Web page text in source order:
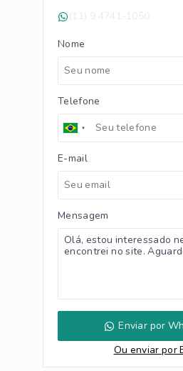
(11) 9 4741-1050
Nome
Telefone
E-mail
Mensagem
Enviar por
Ou enviar por